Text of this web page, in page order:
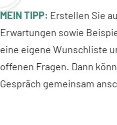
MEIN TIPP: Erstellen Sie
Erwartungen sowie
eine eigene Wunschliste
offenen Fragen. Dann
Gespräch gemeinsam